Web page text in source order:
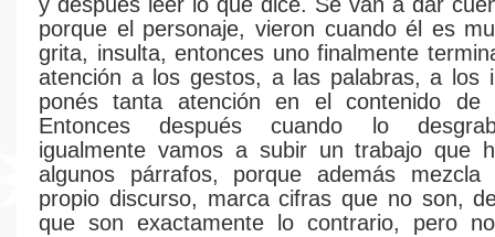
porque el personaje, vieron cuando él es
grita, insulta, entonces uno finalmente
atención a los gestos, a las palabras, a los
ponés tanta atención en el contenido
Entonces después cuando lo
igualmente vamos a subir un trabajo que
algunos párrafos, porque además
propio discurso, marca cifras que no son,
que son exactamente lo contrario, pero